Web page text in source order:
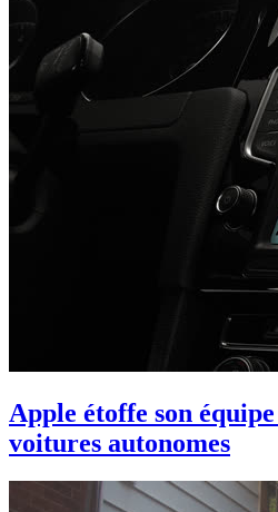
Apple étoffe son
voitures autonomes